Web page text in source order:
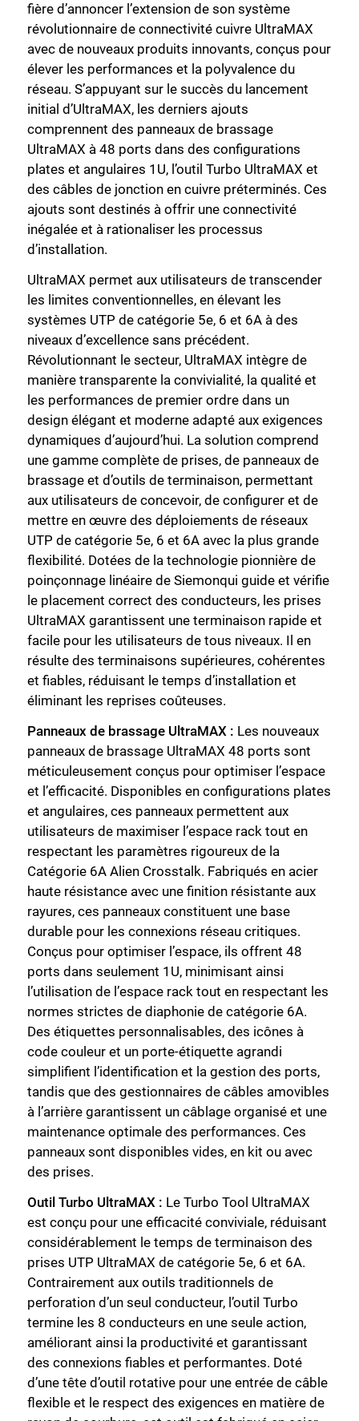
fière d’annoncer l’extension de son système
révolutionnaire de connectivité cuivre UltraMAX
avec de nouveaux produits innovants, conçus pour
élever les performances et la polyvalence du
réseau. S’appuyant sur le succès du lancement
initial d’UltraMAX, les derniers ajouts
comprennent des panneaux de brassage
UltraMAX à 48 ports dans des configurations
plates et angulaires 1U, l’outil Turbo UltraMAX et
des câbles de jonction en cuivre préterminés. Ces
ajouts sont destinés à offrir une connectivité
inégalée et à rationaliser les processus
d’installation.
UltraMAX permet aux utilisateurs de transcender
les limites conventionnelles, en élevant les
systèmes UTP de catégorie 5e, 6 et 6A à des
niveaux d’excellence sans précédent.
Révolutionnant le secteur, UltraMAX intègre de
manière transparente la convivialité, la qualité et
les performances de premier ordre dans un
design élégant et moderne adapté aux exigences
dynamiques d’aujourd’hui. La solution comprend
une gamme complète de prises, de panneaux de
brassage et d’outils de terminaison, permettant
aux utilisateurs de concevoir, de configurer et de
mettre en œuvre des déploiements de réseaux
UTP de catégorie 5e, 6 et 6A avec la plus grande
flexibilité. Dotées de la technologie pionnière de
poinçonnage linéaire de Siemonqui guide et vérifie
le placement correct des conducteurs, les prises
UltraMAX garantissent une terminaison rapide et
facile pour les utilisateurs de tous niveaux. Il en
résulte des terminaisons supérieures, cohérentes
et fiables, réduisant le temps d’installation et
éliminant les reprises coûteuses.
Panneaux de brassage UltraMAX : Les nouveaux
panneaux de brassage UltraMAX 48 ports sont
méticuleusement conçus pour optimiser l’espace
et l’efficacité. Disponibles en configurations plates
et angulaires, ces panneaux permettent aux
utilisateurs de maximiser l’espace rack tout en
respectant les paramètres rigoureux de la
Catégorie 6A Alien Crosstalk. Fabriqués en acier
haute résistance avec une finition résistante aux
rayures, ces panneaux constituent une base
durable pour les connexions réseau critiques.
Conçus pour optimiser l’espace, ils offrent 48
ports dans seulement 1U, minimisant ainsi
l’utilisation de l’espace rack tout en respectant les
normes strictes de diaphonie de catégorie 6A.
Des étiquettes personnalisables, des icônes à
code couleur et un porte-étiquette agrandi
simplifient l’identification et la gestion des ports,
tandis que des gestionnaires de câbles amovibles
à l’arrière garantissent un câblage organisé et une
maintenance optimale des performances. Ces
panneaux sont disponibles vides, en kit ou avec
des prises.
Outil Turbo UltraMAX : Le Turbo Tool UltraMAX
est conçu pour une efficacité conviviale, réduisant
considérablement le temps de terminaison des
prises UTP UltraMAX de catégorie 5e, 6 et 6A.
Contrairement aux outils traditionnels de
perforation d’un seul conducteur, l’outil Turbo
termine les 8 conducteurs en une seule action,
améliorant ainsi la productivité et garantissant
des connexions fiables et performantes. Doté
d’une tête d’outil rotative pour une entrée de câble
flexible et le respect des exigences en matière de